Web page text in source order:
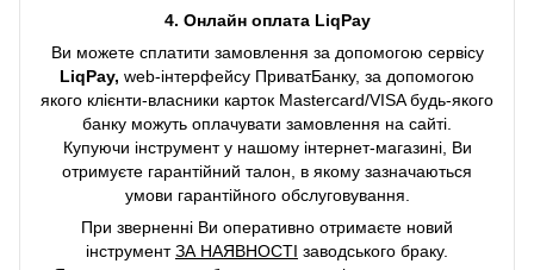
4. Онлайн оплата LiqPay
Ви можете сплатити замовлення за допомогою сервісу
LiqPay, web-інтерфейсу ПриватБанку, за допомогою
якого клієнти-власники карток Mastercard/VISA будь-якого
банку можуть оплачувати замовлення на сайті.
Купуючи інструмент у нашому інтернет-магазині, Ви
отримуєте гарантійний талон, в якому зазначаються
умови гарантійного обслуговування.
При зверненні Ви оперативно отримаєте новий
інструментЗА НАЯВНОСТІ заводського браку.